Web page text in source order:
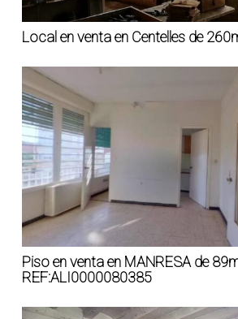
Local en venta en Centelles de
Piso en venta en MANRESA de
REF:ALI0000080385